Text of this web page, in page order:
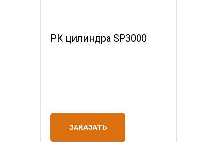
РК цилиндра SP3000
ЗАКАЗАТЬ